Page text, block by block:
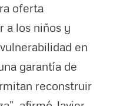
oferta
a los niños y
en
garantía de
reconstruir